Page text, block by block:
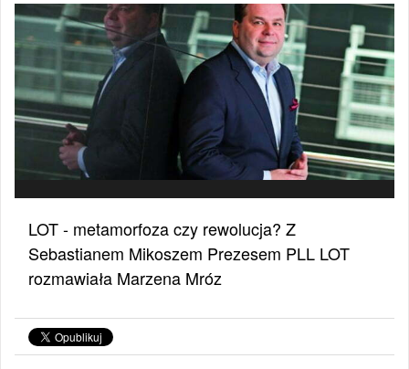
LOT - metamorfoza czy rewolucja? Z
Sebastianem Mikoszem Prezesem PLL LOT
rozmawiała Marzena Mróz